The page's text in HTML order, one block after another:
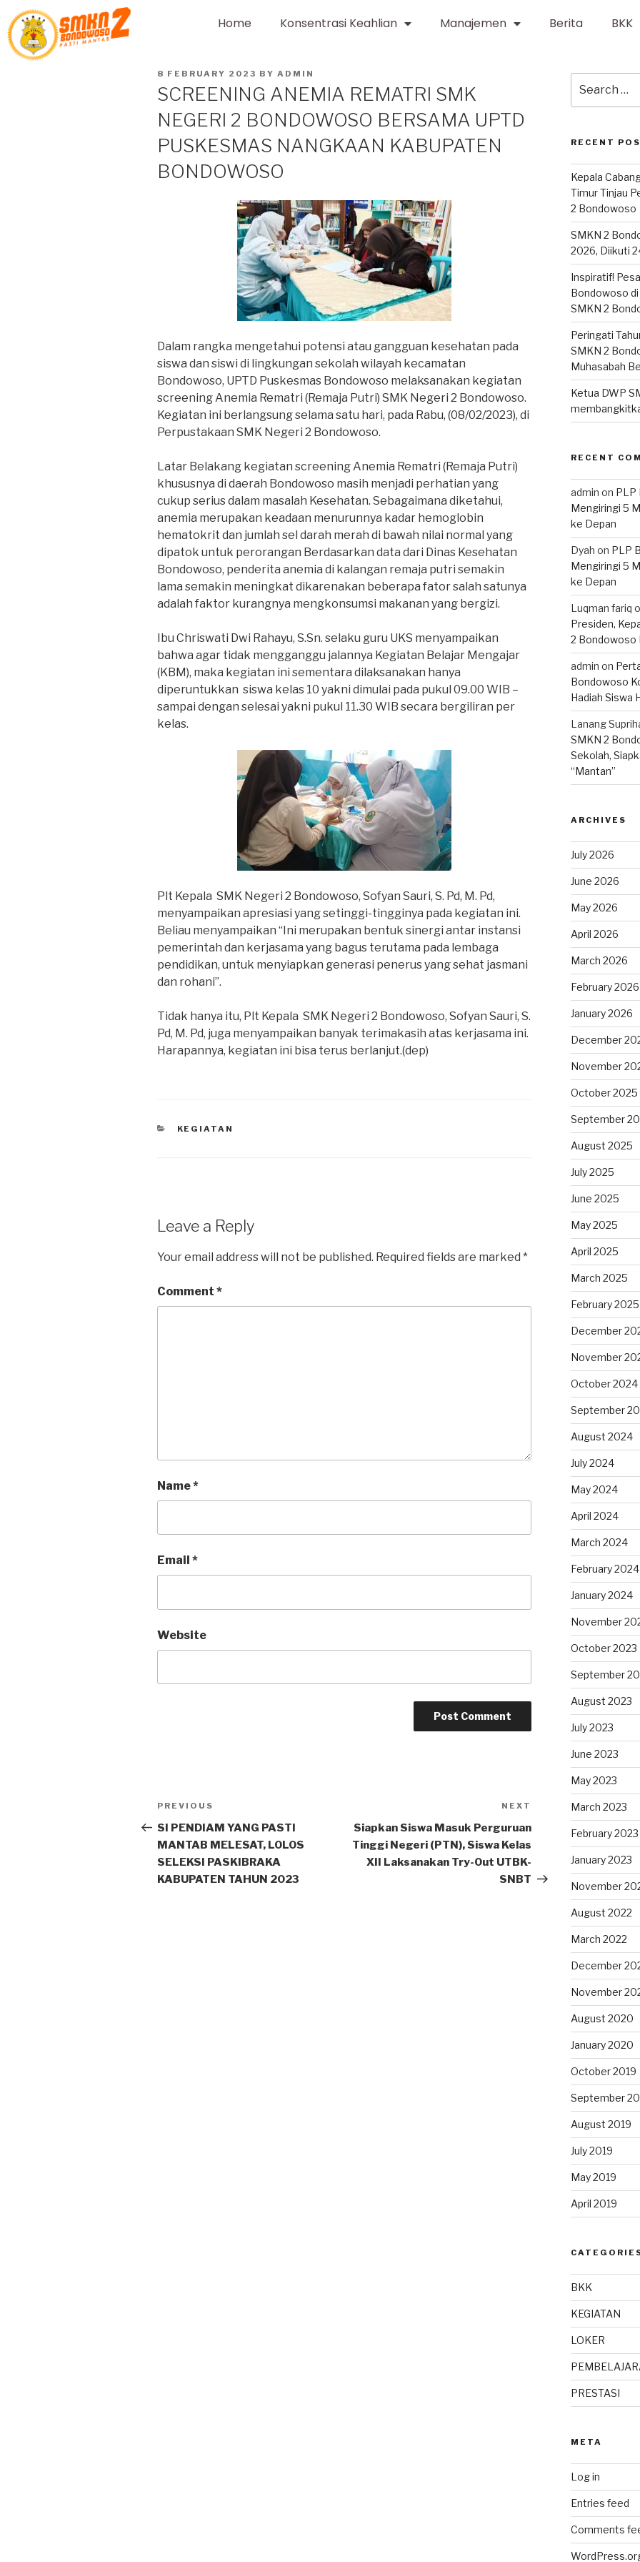
Home Konsentrasi Keahlian Manajemen Berita BKK
8 FEBRUARY 2023 BY ADMIN
SCREENING ANEMIA REMATRI SMK
NEGERI 2 BONDOWOSO BERSAMA UPTD
PUSKESMAS NANGKAAN KABUPATEN
BONDOWOSO
Dalam rangka mengetahui potensi atau gangguan kesehatan pada
siswa dan siswi di lingkungan sekolah wilayah kecamatan
Bondowoso, UPTD Puskesmas Bondowoso melaksanakan kegiatan
screening Anemia Rematri (Remaja Putri) SMK Negeri 2 Bondowoso.
Kegiatan ini berlangsung selama satu hari, pada Rabu, (08/02/2023), di
Perpustakaan SMK Negeri 2 Bondowoso.
Latar Belakang kegiatan screening Anemia Rematri (Remaja Putri)
khususnya di daerah Bondowoso masih menjadi perhatian yang
cukup serius dalam masalah Kesehatan. Sebagaimana diketahui,
anemia merupakan keadaan menurunnya kadar hemoglobin
hematokrit dan jumlah sel darah merah di bawah nilai normal yang
dipatok untuk perorangan Berdasarkan data dari Dinas Kesehatan
Bondowoso, penderita anemia di kalangan remaja putri semakin
lama semakin meningkat dikarenakan beberapa fator salah satunya
adalah faktor kurangnya mengkonsumsi makanan yang bergizi.
Ibu Chriswati Dwi Rahayu, S.Sn. selaku guru UKS menyampaikan
bahwa agar tidak mengganggu jalannya Kegiatan Belajar Mengajar
(KBM), maka kegiatan ini sementara dilaksanakan hanya
diperuntukkan siswa kelas 10 yakni dimulai pada pukul 09.00 WIB –
sampai dengan selesai yakni pukul 11.30 WIB secara bergiliran per
kelas.
Plt Kepala SMK Negeri 2 Bondowoso, Sofyan Sauri, S. Pd, M. Pd,
menyampaikan apresiasi yang setinggi-tingginya pada kegiatan ini.
Beliau menyampaikan “Ini merupakan bentuk sinergi antar instansi
pemerintah dan kerjasama yang bagus terutama pada lembaga
pendidikan, untuk menyiapkan generasi penerus yang sehat jasmani
dan rohani”.
Tidak hanya itu, Plt Kepala SMK Negeri 2 Bondowoso, Sofyan Sauri, S.
Pd, M. Pd, juga menyampaikan banyak terimakasih atas kerjasama ini.
Harapannya, kegiatan ini bisa terus berlanjut.(dep)
KEGIATAN
Leave a Reply
Your email address will not be published. Required fields are marked *
Comment *
Name*
Email *
Website
PREVIOUS
SI PENDIAM YANG PASTI
MANTAB MELESAT, LOLOS
SELEKSI PASKIBRAKA
KABUPATEN TAHUN 2023
NEXT
Siapkan Siswa Masuk Perguruan
Tinggi Negeri (PTN), Siswa Kelas
XII Laksanakan Try-Out UTBK-
SNBT
RECENT
Kepala
Timur Tinjau
2 Bondowoso
SMKN 2
2026, Diikuti
Inspiratif!
Bondowoso
SMKN 2
Peringati
SMKN 2
Muhasabah
Ketua DWP
RECENT
admin on PLP
Mengiringi 5
ke Depan
Dyah on PLP
Mengiringi 5
ke Depan
Luqman fariq
Presiden,
2 Bondowoso
admin on
Bondowoso
Hadiah Siswa
Lanang
SMKN 2
Sekolah,
“Mantan”
ARCHIVES
July 2026
June 2026
May 2026
April 2026
March 2026
February 2026
January 2026
December
November
October 2025
September
August 2025
July 2025
June 2025
May 2025
April 2025
March 2025
February 2025
December
November
October 2024
September
August 2024
July 2024
May 2024
April 2024
March 2024
February 2024
January 2024
November
October 2023
September
August 2023
July 2023
June 2023
May 2023
March 2023
February 2023
January 2023
November
August 2022
March 2022
December
November
August 2020
January 2020
October 2019
September
August 2019
July 2019
May 2019
April 2019
BKK
KEGIATAN
LOKER
PRESTASI
META
Log in
Entries feed
Comments